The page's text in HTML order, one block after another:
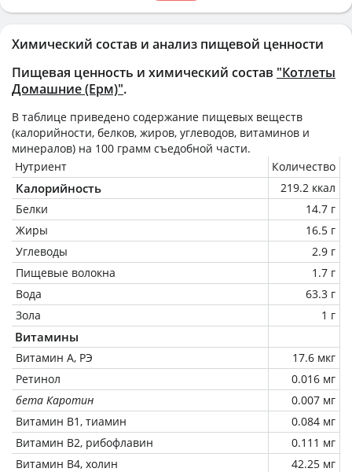
Химический состав и анализ пищевой ценности
Пищевая ценность и химический состав "Котлеты
Домашние (Ерм)".
В таблице приведено содержание пищевых веществ
(калорийности, белков, жиров, углеводов, витаминов и
минералов) на 100 грамм съедобной части.
Нутриент
Количество
Калорийность
219.2 ккал
Белки
14.7 г
Жиры
16.5 г
Углеводы
2.9 г
Пищевые волокна
1.7 г
Вода
63.3 г
Зола
1 г
Витамины
Витамин А, РЭ
17.6 мкг
Ретинол
0.016 мг
бета Каротин
0.007 мг
Витамин В1, тиамин
0.084 мг
Витамин В2, рибофлавин
0.111 мг
Витамин В4, холин
42.25 мг